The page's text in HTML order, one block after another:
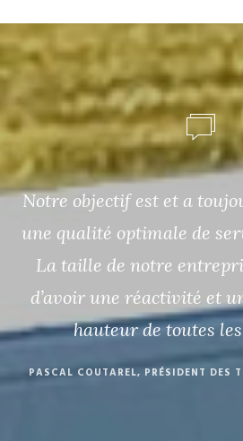
Notre objectif est et a
une qualité optimale de
La taille de notre
d’avoir une réactivité et
hauteur de toutes
PASCAL COUTAREL, PRÉSIDENT DES